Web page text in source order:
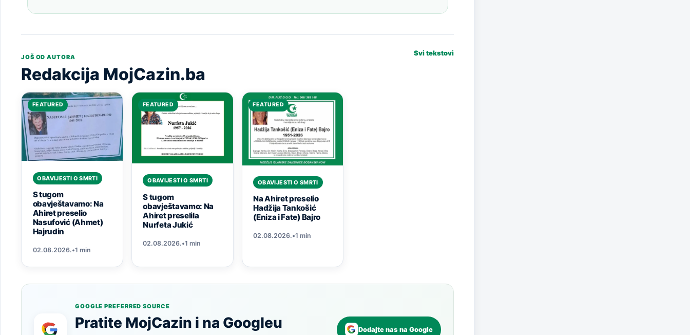
JOŠ OD AUTORA
Redakcija MojCazin.ba
Svi tekstovi
FEATURED
OBAVIJESTI O SMRTI
S tugom
obavještavamo: Na
Ahiret preselio
Nasufović (Ahmet)
Hajrudin
02.08.2026.•1 min
FEATURED
OBAVIJESTI O SMRTI
S tugom
obavještavamo: Na
Ahiret preselila
Nurfeta Jukić
02.08.2026.•1 min
FEATURED
OBAVIJESTI O SMRTI
Na Ahiret preselio
Hadžija Tankošić
(Eniza i Fate) Bajro
02.08.2026.•1 min
GOOGLE PREFERRED SOURCE
Pratite MojCazin i na Googleu Dodajte nas na Google